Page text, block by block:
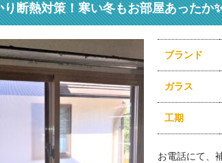
断熱対策！寒い冬もお部屋あったか
ブランド
ガラス
工期
お電話にて、